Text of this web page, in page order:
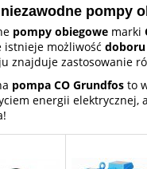
pompy
pompy obiegowe marki
istnieje możliwość doboru
znajduje zastosowanie
pompa CO Grundfos to
energii elektrycznej,